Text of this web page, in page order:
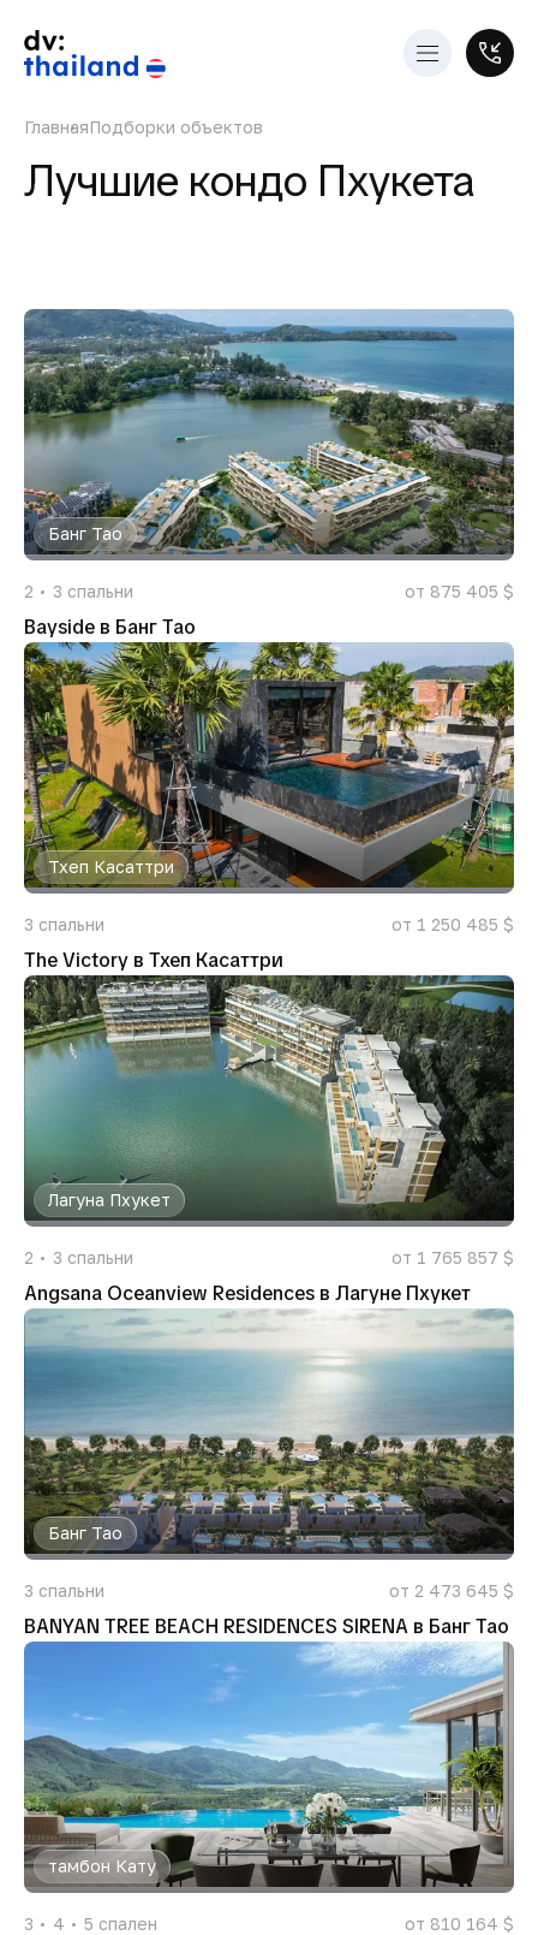
ГлавнаяПодборки объектов
Лучшие кондо Пхукета
Банг Тао
2 3 спальни от 875 405 $
Bayside в Банг Тао
Тхеп Касаттри
3 спальни от 1 250 485 $
The Victory в Тхеп Касаттри
Лагуна Пхукет
2 3 спальни от 1 765 857 $
Angsana Oceanview Residences в Лагуне Пхукет
Банг Тао
3 спальни от 2 473 645 $
BANYAN TREE BEACH RESIDENCES SIRENA в Банг Тао
тамбон Кату
3 4 5 спален от 810 164 $